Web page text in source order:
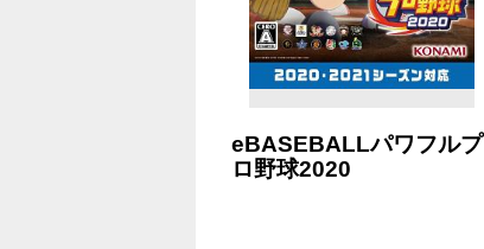
eBASEBALLパワフルプ
ロ野球2020